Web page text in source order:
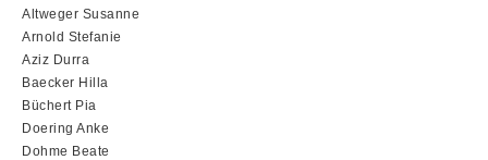
Altweger Susanne
Arnold Stefanie
Aziz Durra
Baecker Hilla
Büchert Pia
Doering Anke
Dohme Beate